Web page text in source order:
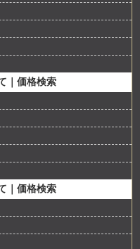
｜価格検索
｜価格検索